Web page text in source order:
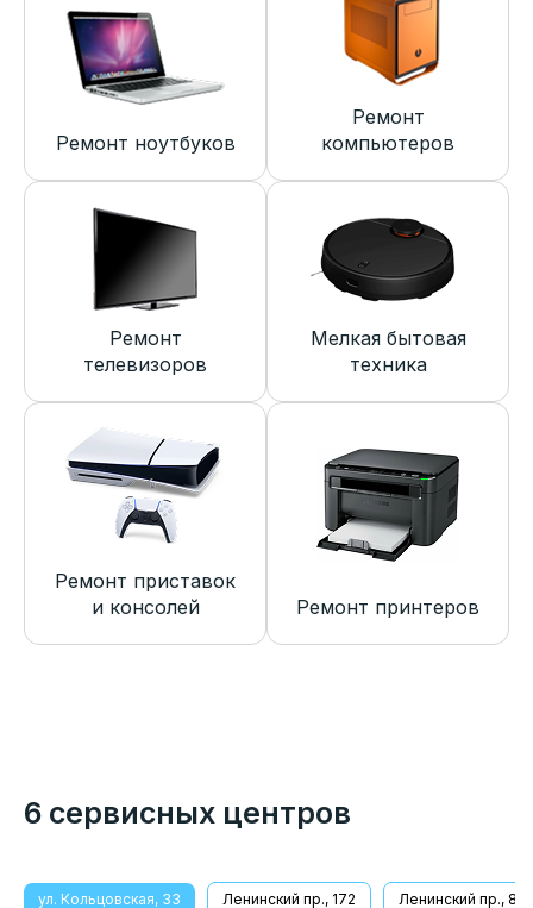
Ремонт ноутбуков
Ремонт
компьютеров
Ремонт
телевизоров
Мелкая бытовая
техника
Ремонт приставок
и консолей
Ремонт принтеров
6 сервисных центров
ул. Кольцовская, 33 Ленинский пр., 172 Ленинский пр., 8/1